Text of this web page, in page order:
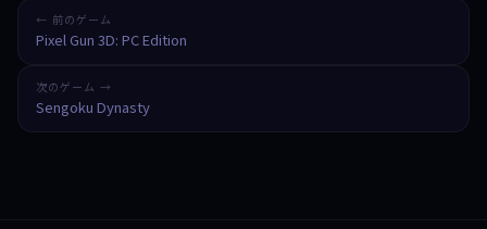
← 前のゲーム
Pixel Gun 3D: PC Edition
次のゲーム →
Sengoku Dynasty